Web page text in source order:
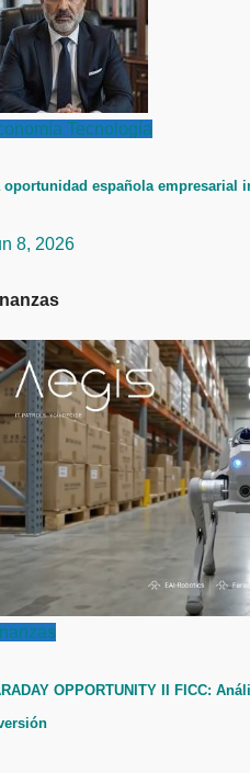
Tecnología
oportunidad española empresarial
8, 2026
OPPORTUNITY II FICC: